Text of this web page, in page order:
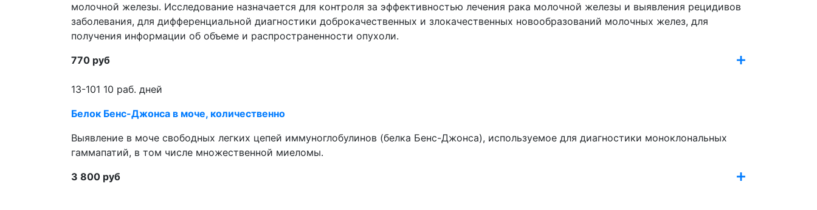
молочной железы. Исследование назначается для контроля за эффективностью лечения рака молочной железы и выявления рецидивов
заболевания, для дифференциальной диагностики доброкачественных и злокачественных новообразований молочных желез, для
получения информации об объеме и распространенности опухоли.
770 руб
13-101 10 раб. дней
Белок Бенс-Джонса в моче, количественно
Выявление в моче свободных легких цепей иммуноглобулинов (белка Бенс-Джонса), используемое для диагностики моноклональных
гаммапатий, в том числе множественной миеломы.
3 800 руб